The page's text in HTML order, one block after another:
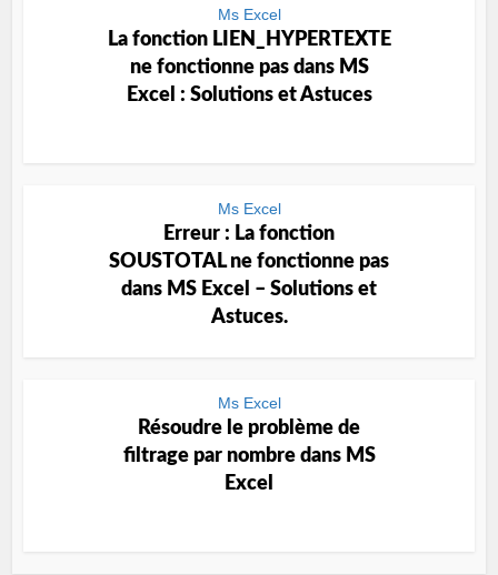
Ms Excel
La fonction LIEN_HYPERTEXTE
ne fonctionne pas dans MS
Excel : Solutions et Astuces
Ms Excel
Erreur : La fonction
SOUSTOTAL ne fonctionne pas
dans MS Excel – Solutions et
Astuces.
Ms Excel
Résoudre le problème de
filtrage par nombre dans MS
Excel